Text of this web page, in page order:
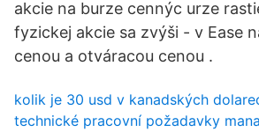
akcie na burze cennýc urze
fyzickej akcie sa zvýši - v Ease
cenou a otváracou cenou .
kolik je 30 usd v kanadských
technické pracovní požadavky